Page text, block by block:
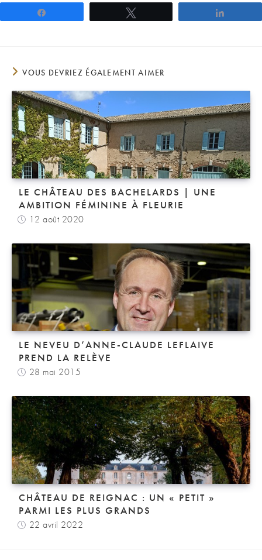
VOUS DEVRIEZ ÉGALEMENT AIMER
LE CHÂTEAU DES BACHELARDS | UNE
AMBITION FÉMININE À FLEURIE
12 août 2020
LE NEVEU D’ANNE-CLAUDE LEFLAIVE
PREND LA RELÈVE
28 mai 2015
CHÂTEAU DE REIGNAC : UN « PETIT »
PARMI LES PLUS GRANDS
22 avril 2022